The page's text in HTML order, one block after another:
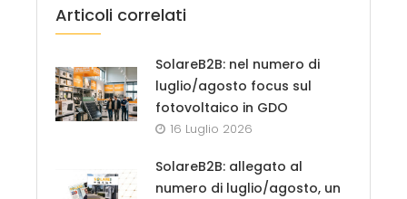
Articoli correlati
SolareB2B: nel numero di
luglio/agosto focus sul
fotovoltaico in GDO
16 Luglio 2026
SolareB2B: allegato al
numero di luglio/agosto, un